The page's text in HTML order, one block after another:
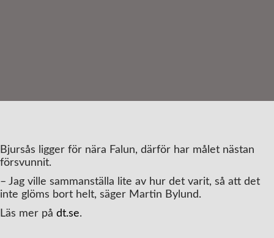
Bjursås ligger för nära Falun, därför har målet nästan
försvunnit.
– Jag ville sammanställa lite av hur det varit, så att det
inte glöms bort helt, säger Martin Bylund.
Läs mer på dt.se.